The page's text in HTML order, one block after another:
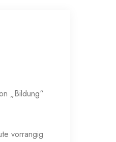
„Bildung“
vorrangig